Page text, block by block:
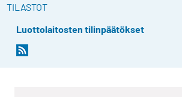
TILASTOT
Luottolaitosten tilinpäätökset